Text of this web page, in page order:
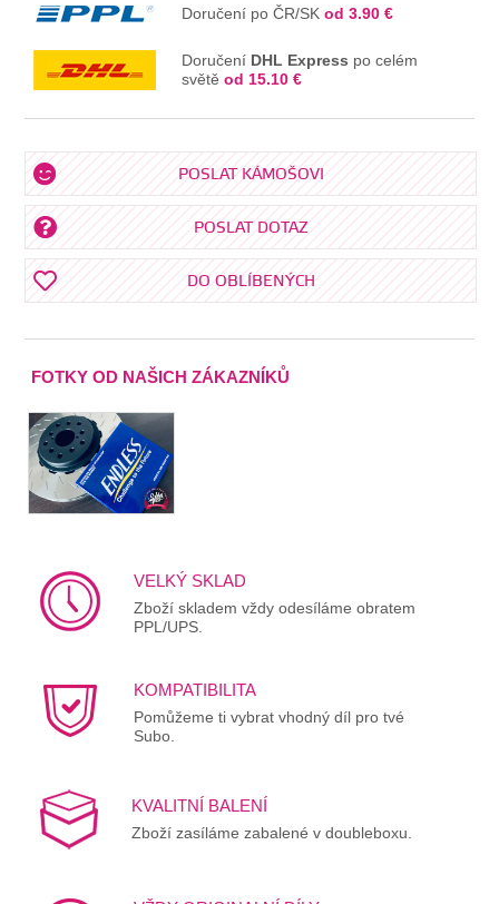
Doručení po ČR/SKod 3.90 €
Doručení DHL Express po celém
světěod 15.10 €
POSLAT KÁMOŠOVI
POSLAT DOTAZ
DO OBLÍBENÝCH
FOTKY OD NAŠICH ZÁKAZNÍKŮ
VELKÝ SKLAD
Zboží skladem vždy odesíláme obratem
PPL/UPS.
KOMPATIBILITA
Pomůžeme ti vybrat vhodný díl pro tvé
Subo.
KVALITNÍ BALENÍ
Zboží zasíláme zabalené v doubleboxu.